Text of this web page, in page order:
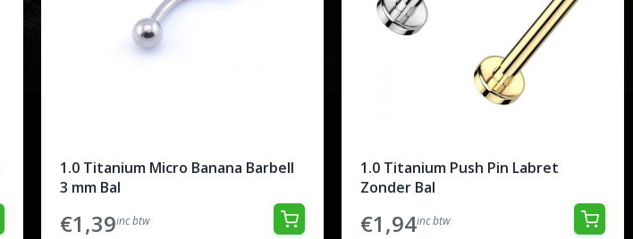
1.0 Titanium Micro Banana Barbell
3 mm Bal
€1,39inc btw
1.0 Titanium Push Pin Labret
Zonder Bal
€1,94inc btw